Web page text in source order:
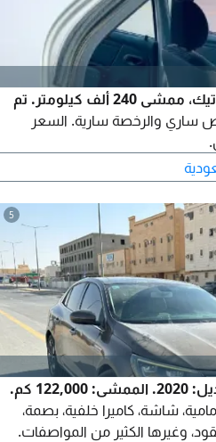
سيارة رينو لوجان 2013 أوتوماتيك، ممشى 240 ألف كيلومتر. تم
ساري والرخصة سارية. السعر
5
نوع السيارة: رينو ميجان. الموديل: 2020. الممشى: 122,000 كم.
شاشة، كاميرا خلفية، بصمة،
وغيرها الكثير من المواصفات.